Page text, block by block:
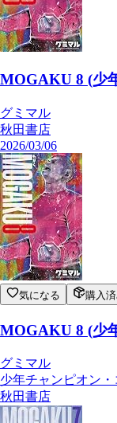
MOGAKU 8 (少
グミマル
秋田書店
2026/03/06
気になる 購入
MOGAKU 8 (少
グミマル
少年チャンピオン・
秋田書店